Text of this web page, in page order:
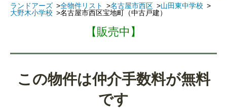
ランドアーズ 全物件リスト 名古屋市西区
山田東中学校
大野木小学校
名古屋市西区宝地町（中古戸建）
【販売中】
この物件は仲介手数料が無料
です